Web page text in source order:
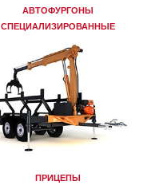
АВТОФУРГОНЫ
СПЕЦИАЛИЗИРОВАННЫЕ
ПРИЦЕПЫ